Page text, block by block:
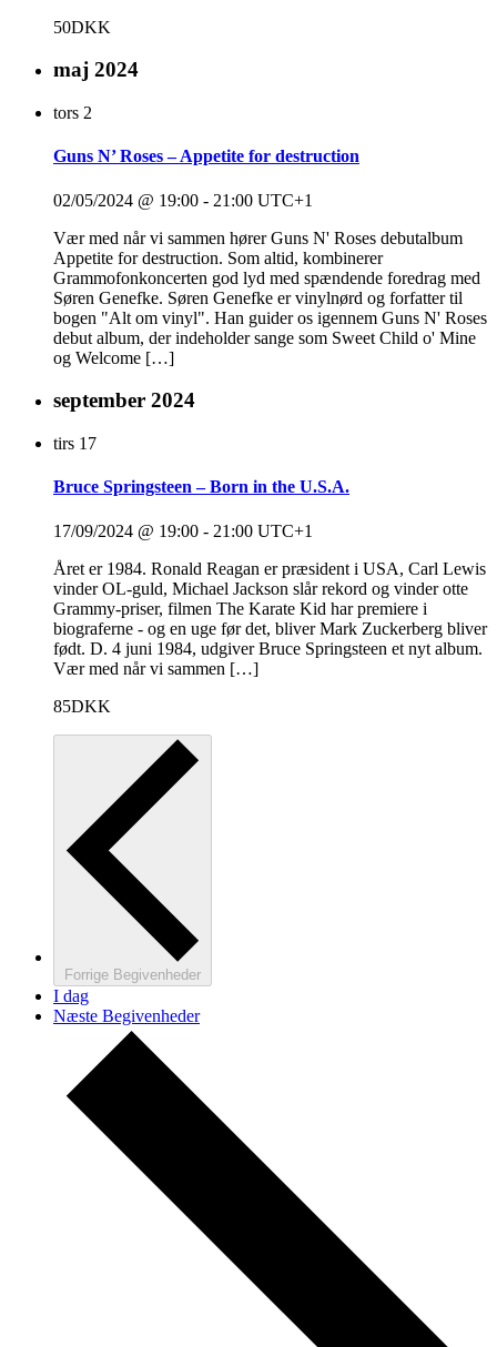
50DKK
maj 2024
tors 2
Guns N’ Roses – Appetite for destruction
02/05/2024 @ 19:00 - 21:00 UTC+1
Vær med når vi sammen hører Guns N' Roses debutalbum
Appetite for destruction. Som altid, kombinerer
Grammofonkoncerten god lyd med spændende foredrag med
Søren Genefke. Søren Genefke er vinylnørd og forfatter til
bogen "Alt om vinyl". Han guider os igennem Guns N' Roses
debut album, der indeholder sange som Sweet Child o' Mine
og Welcome […]
september 2024
tirs 17
Bruce Springsteen – Born in the U.S.A.
17/09/2024 @ 19:00 - 21:00 UTC+1
Året er 1984. Ronald Reagan er præsident i USA, Carl Lewis
vinder OL-guld, Michael Jackson slår rekord og vinder otte
Grammy-priser, filmen The Karate Kid har premiere i
biograferne - og en uge før det, bliver Mark Zuckerberg bliver
født. D. 4 juni 1984, udgiver Bruce Springsteen et nyt album.
Vær med når vi sammen […]
85DKK
Forrige Begivenheder
I dag
Næste Begivenheder